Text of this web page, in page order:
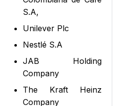
S.A,
Unilever Plc
Nestlé S.A
JAB Holding
Company
The Kraft Heinz
Company